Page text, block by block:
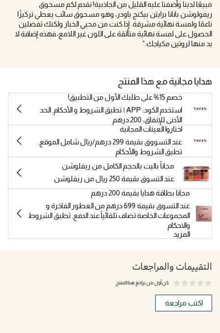
مبيعًا لدينا وأضفنا عليه القليل من الجاذبية! نقدم لكم مسحوق
ريفولوشن بانانا برايتن بيكنج باودر، وهو مسحوق سائب يعطي تركيزًا
ناعمًا ولمسة نهائية مشرقة. إذا كنت من محبي الخباز ولكنك تفضلين
الحصول على لمسة نهائية متألقة على اللون غير اللامع، فهذه إضافة لا
بد منها لروتين مكياجك."
هدايا مجانية مع هذا المنتج
خصم 15% على طلبك الأول من التطبيق!
استخدم الكود: APP | تطبق الشروط و الأحكام. الحد
الأدنى للإنفاق: 200 درهم
اختاروا العينات المجانية
عند التسووق بقيمة 299 درهم/ريال شامل الموقع.
تطبق الشروط والأحكام
مجاناً باليت بالحجم الكامل من ريفلوشن
عند التسوق بقيمة 250 ريال من ريفلوشن
مجانا بطاقة هدايا بقيمة 200 درهم
عند التسوق بقيمة 699 درهم من العطور الفاخرة و
المجموعات الخاصة تضاف تلقائياً عند الدفع. تطبق الشروط
والاحكام
المزيد
التقييمات والمراجعات
كن أول من يراجع هذا المنتج
اكتب مراجعة